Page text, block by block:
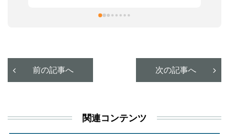
前の記事へ 次の記事へ
関連コンテンツ